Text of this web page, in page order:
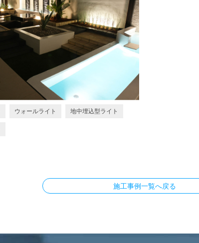
ウォールライト 地中埋込型ライト
施工事例一覧へ戻る